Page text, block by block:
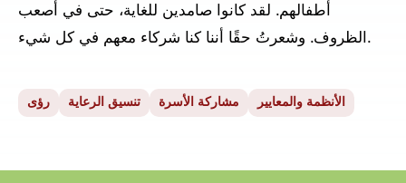
أطفالهم. لقد كانوا صامدين للغاية، حتى في أصعب
الظروف. وشعرتُ حقًا أننا كنا شركاء معهم في كل شيء.
رؤى تنسيق الرعاية مشاركة الأسرة الأنظمة والمعايير